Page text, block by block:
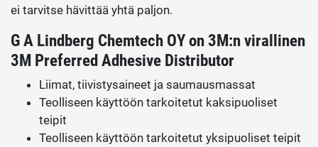
ei tarvitse hävittää yhtä paljon.
G A Lindberg Chemtech OY on 3M:n virallinen
3M Preferred Adhesive Distributor
Liimat, tiivistysaineet ja saumausmassat
Teolliseen käyttöön tarkoitetut kaksipuoliset
teipit
Teolliseen käyttöön tarkoitetut yksipuoliset teipit